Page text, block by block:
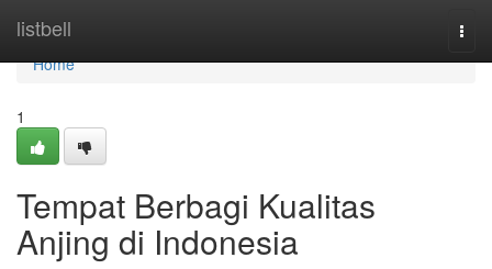
listbell
Home
Home
1
Tempat Berbagi Kualitas
Anjing di Indonesia